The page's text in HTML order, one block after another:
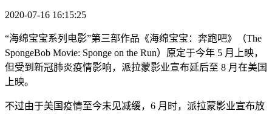
2020-07-16 16:15:25
“海绵宝宝系列电影”第三部作品《海绵宝宝：奔跑吧》（The
SpongeBob Movie: Sponge on the Run）原定于今年 5 月上映，
但受到新冠肺炎疫情影响，派拉蒙影业宣布延后至 8 月在美国
上映。
不过由于美国疫情至今未见减缓，6 月时，派拉蒙影业宣布放